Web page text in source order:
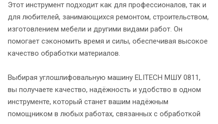
Этот инструмент подходит как для профессионалов, так и
для любителей, занимающихся ремонтом, строительством,
изготовлением мебели и другими видами работ. Он
помогает сэкономить время и силы, обеспечивая высокое
качество обработки материалов.
Выбирая углошлифовальную машину ELITECH МШУ 0811,
вы получаете качество, надёжность и удобство в одном
инструменте, который станет вашим надёжным
помощником в любых работах, связанных с обработкой